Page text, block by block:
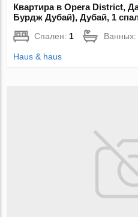
Квартира в Opera District,
Бурдж Дубай), Дубай, 1
Спален: 1 Ванных:
Haus & haus